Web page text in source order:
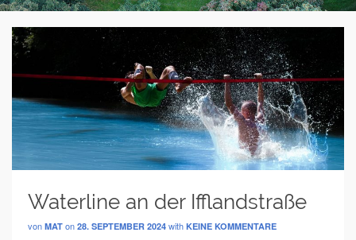
Waterline an der Ifflandstraße
von MAT on 28. SEPTEMBER 2024 with KEINE KOMMENTARE